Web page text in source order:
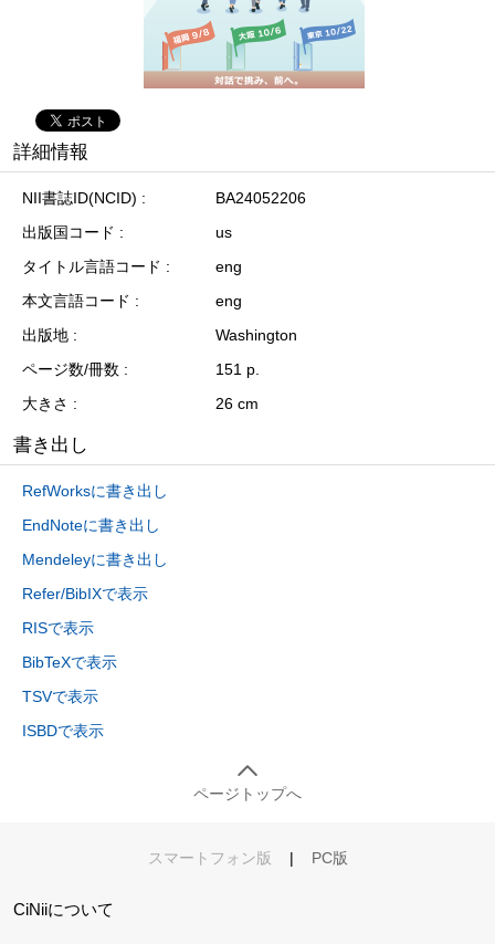
詳細情報
NII書誌ID(NCID)
BA24052206
出版国コード
us
タイトル言語コード
eng
本文言語コード
eng
出版地
Washington
ページ数/冊数
151 p.
大きさ
26 cm
書き出し
RefWorksに書き出し
EndNoteに書き出し
Mendeleyに書き出し
Refer/BibIXで表示
RISで表示
BibTeXで表示
TSVで表示
ISBDで表示
ページトップへ
スマートフォン版 | PC版
CiNiiについて